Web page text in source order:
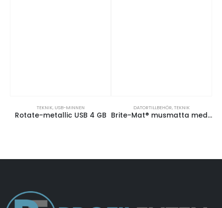
TEKNIK, USB-MINNEN
Rotate-metallic USB 4 GB
DATORTILLBEHÖR,TEKNIK
Brite-Mat® musmatta med däckmaterial